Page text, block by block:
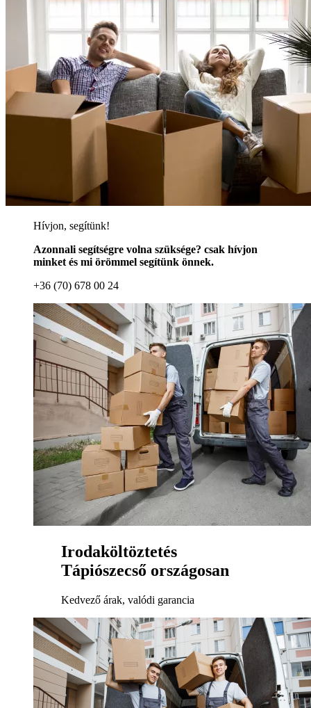
Hívjon, segítünk!
Azonnali segítségre volna szüksége? csak hívjon
minket és mi örömmel segítünk önnek.
+36 (70) 678 00 24
Irodaköltöztetés
Tápiószecső országosan
Kedvező árak, valódi garancia